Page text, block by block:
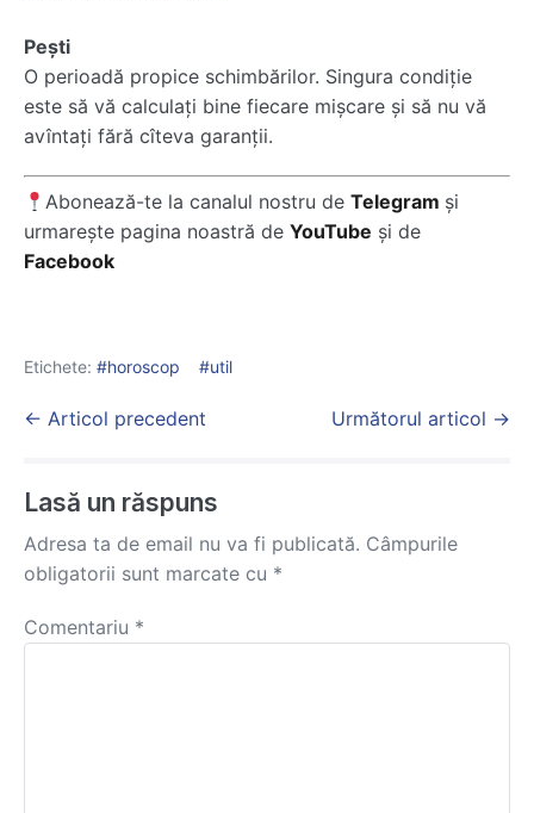
Peşti
O perioadă propice schimbărilor. Singura condiţie
este să vă calculaţi bine fiecare mişcare şi să nu vă
avîntaţi fără cîteva garanţii.
Abonează-te la canalul nostru deTelegram și
urmarește pagina noastră de YouTube și de
Facebook
Etichete: horoscop util
Post
← Articol precedent Următorul articol →
Lasă un răspuns
Adresa ta de email nu va fi publicată. Câmpurile
obligatorii sunt marcate cu *
Comentariu *